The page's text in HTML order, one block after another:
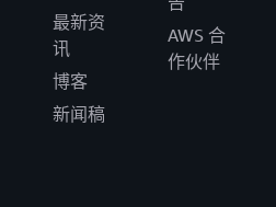
最新资
讯
博客
新闻稿
AWS 合
作伙伴